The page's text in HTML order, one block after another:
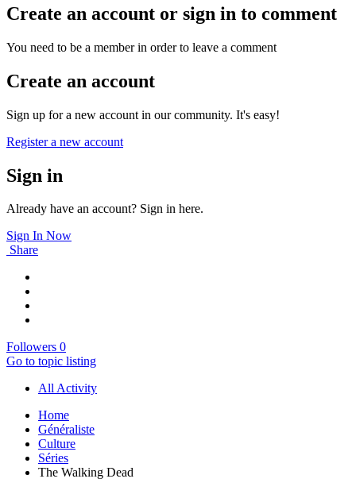
Create an account or sign in to comment
You need to be a member in order to leave a comment
Create an account
Sign up for a new account in our community. It's easy!
Register a new account
Sign in
Already have an account? Sign in here.
Sign In Now
Share
Followers 0
Go to topic listing
All Activity
Home
Généraliste
Culture
Séries
The Walking Dead